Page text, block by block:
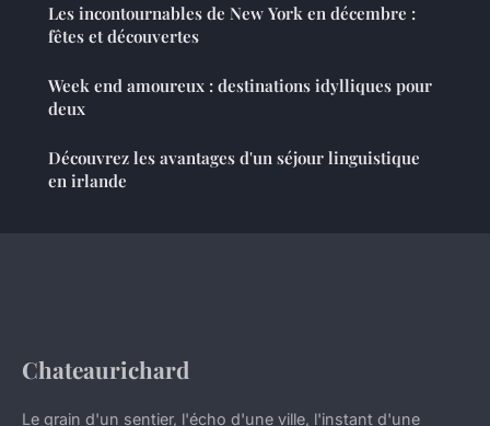
Les incontournables de New York en décembre :
fêtes et découvertes
Week end amoureux : destinations idylliques pour
deux
Découvrez les avantages d'un séjour linguistique
en irlande
Chateaurichard
Le grain d'un sentier, l'écho d'une ville, l'instant d'une